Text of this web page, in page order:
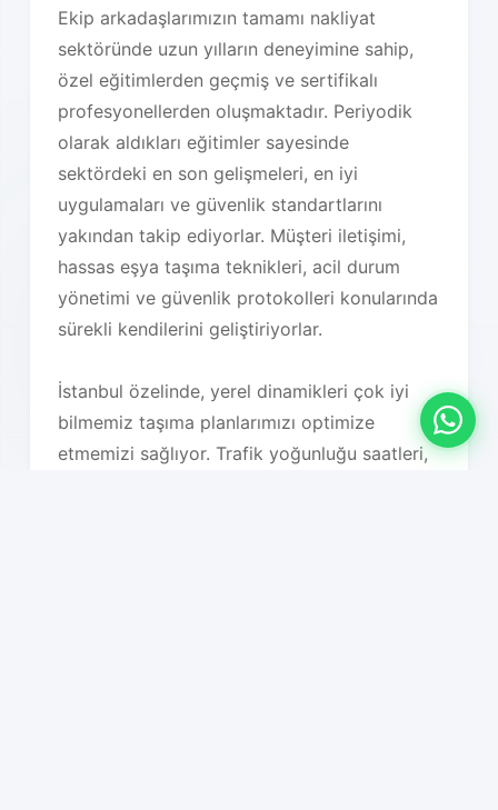
Ekip arkadaşlarımızın tamamı nakliyat
sektöründe uzun yılların deneyimine sahip,
özel eğitimlerden geçmiş ve sertifikalı
profesyonellerden oluşmaktadır. Periyodik
olarak aldıkları eğitimler sayesinde
sektördeki en son gelişmeleri, en iyi
uygulamaları ve güvenlik standartlarını
yakından takip ediyorlar. Müşteri iletişimi,
hassas eşya taşıma teknikleri, acil durum
yönetimi ve güvenlik protokolleri konularında
sürekli kendilerini geliştiriyorlar.
İstanbul özelinde, yerel dinamikleri çok iyi
bilmemiz taşıma planlarımızı optimize
etmemizi sağlıyor. Trafik yoğunluğu saatleri,